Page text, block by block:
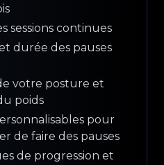
sessions continues
durée des pauses
votre posture et
poids
pour
de faire des pauses
de progression et